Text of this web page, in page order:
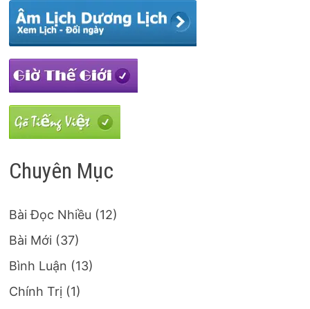
Chuyên Mục
Bài Đọc Nhiều (12)
Bài Mới (37)
Bình Luận (13)
Chính Trị (1)